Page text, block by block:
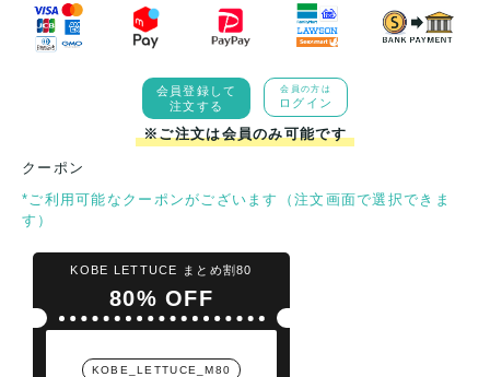
会員登録して
注文する
会員の方は
ログイン
※ご注文は会員のみ可能です
クーポン
*ご利用可能なクーポンがございます（注文画面で選択できま
す）
KOBE LETTUCE まとめ割80
80% OFF
KOBE_LETTUCE_M80